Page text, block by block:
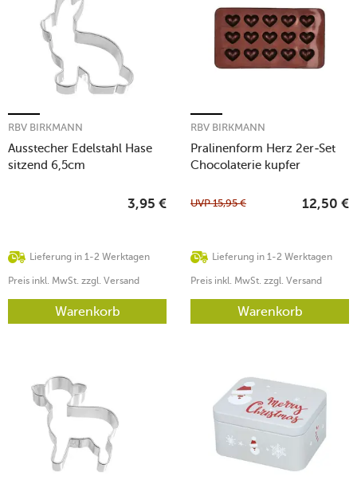
Ausstecher Edelstahl Hase
sitzend 6,5cm
RBV BIRKMANN
Lieferung in 1-2 Werktagen
3,95 €
Preis inkl. MwSt. zzgl. Versand
Warenkorb
Pralinenform Herz 2er-Set
Chocolaterie kupfer
RBV BIRKMANN
Lieferung in 1-2 Werktagen
UVP15,95 € 12,50 €
Preis inkl. MwSt. zzgl. Versand
Warenkorb